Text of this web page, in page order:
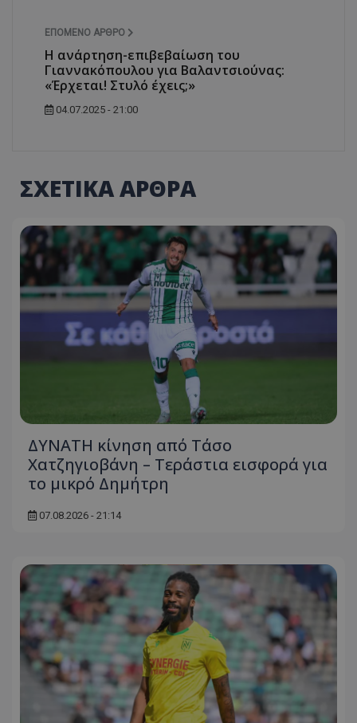
ΕΠΌΜΕΝΟ ΆΡΘΡΟ
Η ανάρτηση-επιβεβαίωση του
Γιαννακόπουλου για Βαλαντσιούνας:
«Έρχεται! Στυλό έχεις;»
04.07.2025 - 21:00
ΣΧΕΤΙΚΑ ΑΡΘΡΑ
ΔΥΝΑΤΗ κίνηση από Τάσο
Χατζηγιοβάνη – Τεράστια εισφορά για
το μικρό Δημήτρη
07.08.2026 - 21:14